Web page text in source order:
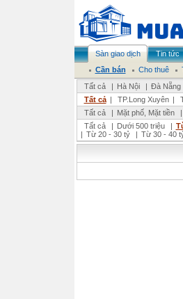
Sàn giao dịch Tin tức
Cần bán
Cho thuê
Tất cả
| Hà Nội | Đà Nẵng
Tất cả | TP.Long Xuyên |
Tất cả
| Mặt phố, Mặt tiền |
Tất cả
| Dưới 500 triệu |
| Từ 20 - 30 tỷ | Từ 30 - 40